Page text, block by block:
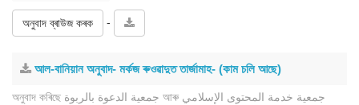
অনুবাদ ব্ৰাউজ কৰক -
আল-বানিয়ান অনুবাদ- মৰ্কজ ৰুওৱাদুত তাৰ্জামাহ- (কাম চলি আছে)
অনুবাদ কৰিছে جمعية الدعوة بالربوة আৰু جمعية خدمة المحتوى الإسلامي